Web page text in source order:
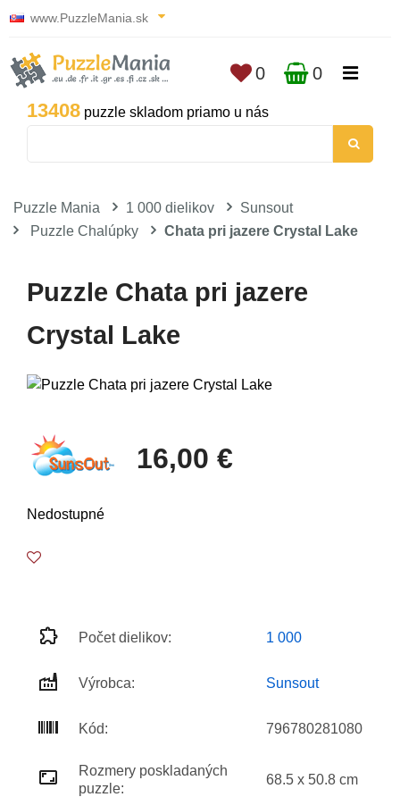
www.PuzzleMania.sk
13408 puzzle skladom priamo u nás
0 0
Puzzle Mania 1 000 dielikov
Sunsout
Puzzle Chalúpky
Chata pri jazere Crystal Lake
Puzzle Chata pri jazere
Crystal Lake
16,00 €
Nedostupné
Počet dielikov: 1 000
Výrobca: Sunsout
Kód: 796780281080
Rozmery poskladaných
puzzle:
68.5 x 50.8 cm